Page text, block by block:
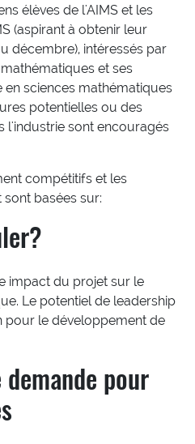
élèves de l'AIMS et les
(aspirant à obtenir leur
décembre), intéressés par
et ses
en sciences mathématiques
potentielles ou des
l'industrie sont encouragés
compétitifs et les
basées sur:
impact du projet sur le
Le potentiel de leadership
pour le développement de
pour